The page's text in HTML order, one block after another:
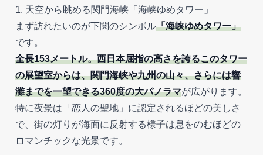
1. 天空から眺める関門海峡「海峡ゆめタワー」
まず訪れたいのが下関のシンボル「海峡ゆめタワー」
です。
全長153メートル。西日本屈指の高さを誇るこのタワー
の展望室からは、関門海峡や九州の山々、さらには響
灘までを一望できる360度の大パノラマが広がります。
特に夜景は「恋人の聖地」に認定されるほどの美しさ
で、街の灯りが海面に反射する様子は息をのむほどの
ロマンチックな光景です。